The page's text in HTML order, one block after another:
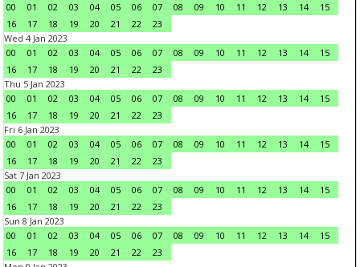
00
01 02 03 04 05 06 07 08 09 10 11 12 13 14
15
16
17 18 19 20 21 22
23
Wed 4 Jan 2023
00
01 02 03 04 05 06 07 08 09 10 11 12 13 14
15
16
17 18 19 20 21 22
23
Thu 5 Jan 2023
00
01 02 03 04 05 06 07 08 09 10 11 12 13 14
15
16
17 18 19 20 21 22
23
Fri 6 Jan 2023
00
01 02 03 04 05 06 07 08 09 10 11 12 13 14
15
16
17 18 19 20 21 22
23
Sat 7 Jan 2023
00
01 02 03 04 05 06 07 08 09 10 11 12 13 14
15
16
17 18 19 20 21 22
23
Sun 8 Jan 2023
00
01 02 03 04 05 06 07 08 09 10 11 12 13 14
15
16
17 18 19 20 21 22
23